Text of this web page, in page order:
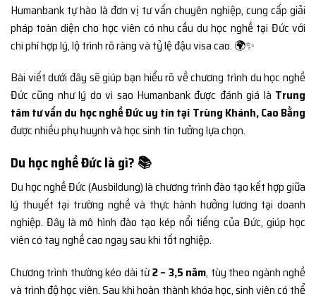
Humanbank tự hào là đơn vị tư vấn chuyên nghiệp, cung cấp giải
pháp toàn diện cho học viên có nhu cầu du học nghề tại Đức với
chi phí hợp lý, lộ trình rõ ràng và tỷ lệ đậu visa cao. 🌍✨
Bài viết dưới đây sẽ giúp bạn hiểu rõ về chương trình du học nghề
Đức cũng như lý do vì sao Humanbank được đánh giá là Trung
tâm tư vấn du học nghề Đức uy tín tại Trùng Khánh, Cao Bằng
được nhiều phụ huynh và học sinh tin tưởng lựa chọn.
Du học nghề Đức là gì? 📚
Du học nghề Đức (Ausbildung) là chương trình đào tạo kết hợp giữa
lý thuyết tại trường nghề và thực hành hưởng lương tại doanh
nghiệp. Đây là mô hình đào tạo kép nổi tiếng của Đức, giúp học
viên có tay nghề cao ngay sau khi tốt nghiệp.
Chương trình thường kéo dài từ2 – 3,5 năm, tùy theo ngành nghề
và trình độ học viên. Sau khi hoàn thành khóa học, sinh viên có thể